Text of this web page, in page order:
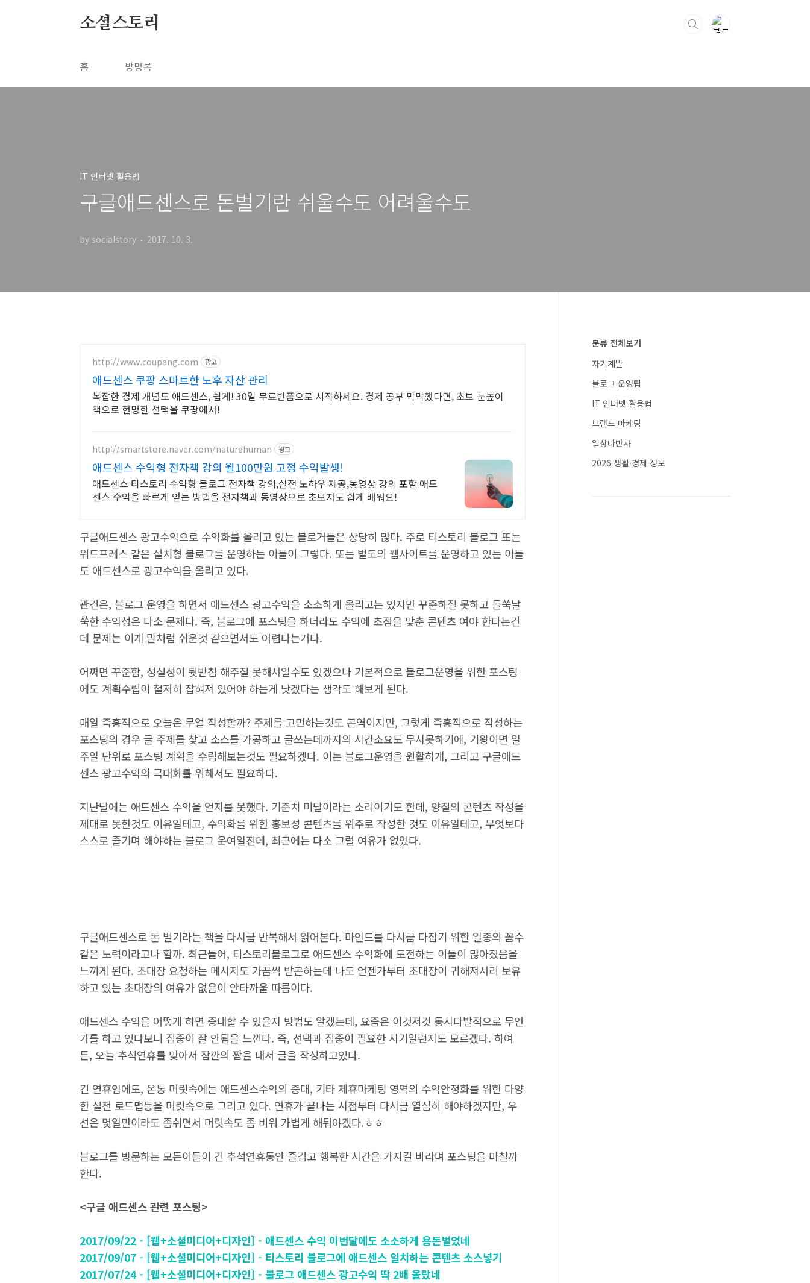
소셜스토리
홈 방명록
IT 인터넷 활용법
구글애드센스로 돈벌기란 쉬울수도 어려울수도
by socialstory 2017. 10. 3.
http://www.coupang.com 광고
애드센스 쿠팡 스마트한 노후 자산 관리
복잡한 경제 개념도 애드센스, 쉽게! 30일 무료반품으로 시작하세요. 경제 공부 막막했다면, 초보 눈높이
책으로 현명한 선택을 쿠팡에서!
http://smartstore.naver.com/naturehuman 광고
애드센스 수익형 전자책 강의 월100만원 고정 수익발생!
애드센스 티스토리 수익형 블로그 전자책 강의,실전 노하우 제공,동영상 강의 포함 애드
센스 수익을 빠르게 얻는 방법을 전자책과 동영상으로 초보자도 쉽게 배워요!
구글애드센스 광고수익으로 수익화를 올리고 있는 블로거들은 상당히 많다. 주로 티스토리 블로그 또는
워드프레스 같은 설치형 블로그를 운영하는 이들이 그렇다. 또는 별도의 웹사이트를 운영하고 있는 이들
도 애드센스로 광고수익을 올리고 있다.
관건은, 블로그 운영을 하면서 애드센스 광고수익을 소소하게 올리고는 있지만 꾸준하질 못하고 들쑥날
쑥한 수익성은 다소 문제다. 즉, 블로그에 포스팅을 하더라도 수익에 초점을 맞춘 콘텐츠 여야 한다는건
데 문제는 이게 말처럼 쉬운것 같으면서도 어렵다는거다.
어쩌면 꾸준함, 성실성이 뒷받침 해주질 못해서일수도 있겠으나 기본적으로 블로그운영을 위한 포스팅
에도 계획수립이 철저히 잡혀져 있어야 하는게 낫겠다는 생각도 해보게 된다.
매일 즉흥적으로 오늘은 무얼 작성할까? 주제를 고민하는것도 곤역이지만, 그렇게 즉흥적으로 작성하는
포스팅의 경우 글 주제를 찾고 소스를 가공하고 글쓰는데까지의 시간소요도 무시못하기에, 기왕이면 일
주일 단위로 포스팅 계획을 수립해보는것도 필요하겠다. 이는 블로그운영을 원활하게, 그리고 구글애드
센스 광고수익의 극대화를 위해서도 필요하다.
지난달에는 애드센스 수익을 얻지를 못했다. 기준치 미달이라는 소리이기도 한데, 양질의 콘텐츠 작성을
제대로 못한것도 이유일테고, 수익화를 위한 홍보성 콘텐츠를 위주로 작성한 것도 이유일테고, 무엇보다
스스로 즐기며 해야하는 블로그 운여일진데, 최근에는 다소 그럴 여유가 없었다.
구글애드센스로 돈 벌기라는 책을 다시금 반복해서 읽어본다. 마인드를 다시금 다잡기 위한 일종의 꼼수
같은 노력이라고나 할까. 최근들어, 티스토리블로그로 애드센스 수익화에 도전하는 이들이 많아졌음을
느끼게 된다. 초대장 요청하는 메시지도 가끔씩 받곤하는데 나도 언젠가부터 초대장이 귀해져서리 보유
하고 있는 초대장의 여유가 없음이 안타까울 따름이다.
애드센스 수익을 어떻게 하면 증대할 수 있을지 방법도 알겠는데, 요즘은 이것저것 동시다발적으로 무언
가를 하고 있다보니 집중이 잘 안됨을 느낀다. 즉, 선택과 집중이 필요한 시기일런지도 모르겠다. 하여
튼, 오늘 추석연휴를 맞아서 잠깐의 짬을 내서 글을 작성하고있다.
긴 연휴임에도, 온통 머릿속에는 애드센스수익의 증대, 기타 제휴마케팅 영역의 수익안정화를 위한 다양
한 실천 로드맵등을 머릿속으로 그리고 있다. 연휴가 끝나는 시점부터 다시금 열심히 해야하겠지만, 우
선은 몇일만이라도 좀쉬면서 머릿속도 좀 비워 가볍게 해둬야겠다.ㅎㅎ
블로그를 방문하는 모든이들이 긴 추석연휴동안 즐겁고 행복한 시간을 가지길 바라며 포스팅을 마칠까
한다.
<구글 애드센스 관련 포스팅>
2017/09/22 - [웹+소셜미디어+디자인] - 애드센스 수익 이번달에도 소소하게 용돈벌었네
2017/09/07 - [웹+소셜미디어+디자인] - 티스토리 블로그에 애드센스 일치하는 콘텐츠 소스넣기
2017/07/24 - [웹+소셜미디어+디자인] - 블로그 애드센스 광고수익 딱 2배 올랐네
분류 전체보기
자기계발
블로그 운영팁
IT 인터넷 활용법
브랜드 마케팅
일상다반사
2026 생활·경제 정보